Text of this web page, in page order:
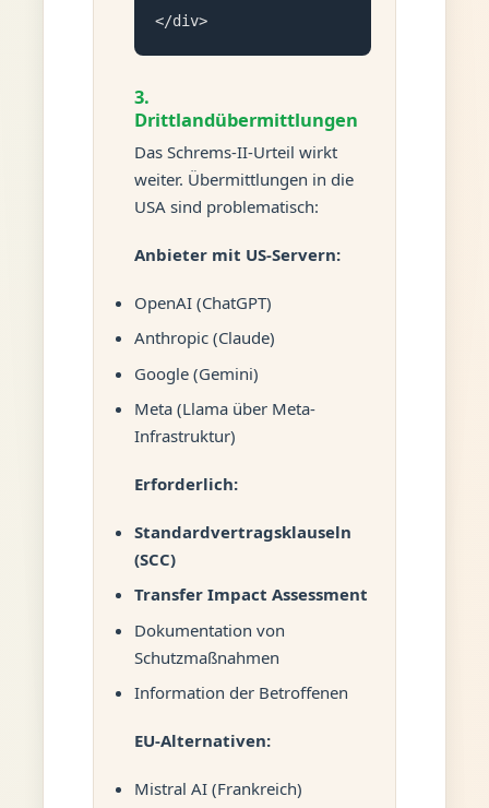
</div>
3.
Drittlandübermittlungen
Das Schrems-II-Urteil wirkt
weiter. Übermittlungen in die
USA sind problematisch:
Anbieter mit US-Servern:
OpenAI (ChatGPT)
Anthropic (Claude)
Google (Gemini)
Meta (Llama über Meta-
Infrastruktur)
Erforderlich:
Standardvertragsklauseln
(SCC)
Transfer Impact Assessment
Dokumentation von
Schutzmaßnahmen
Information der Betroffenen
EU-Alternativen:
Mistral AI (Frankreich)